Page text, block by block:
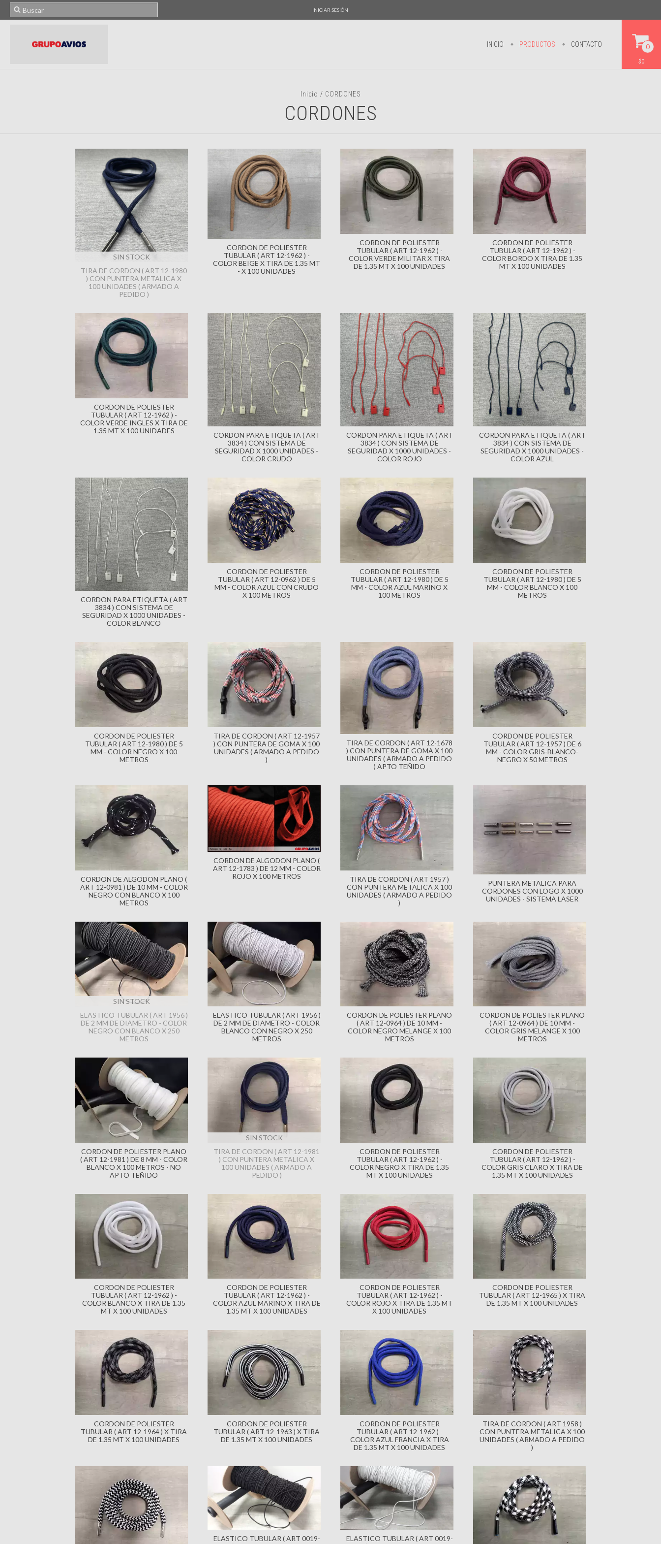
INICIAR SESIÓN
INICIO PRODUCTOS CONTACTO 0
$0
Inicio / CORDONES
CORDONES
SIN STOCK
TIRA DE CORDON ( ART 12-1980
) CON PUNTERA METALICA X
100 UNIDADES ( ARMADO A
PEDIDO )
CORDON DE POLIESTER
TUBULAR ( ART 12-1962 ) -
COLOR BEIGE X TIRA DE 1.35 MT
- X 100 UNIDADES
CORDON DE POLIESTER
TUBULAR ( ART 12-1962 ) -
COLOR VERDE MILITAR X TIRA
DE 1.35 MT X 100 UNIDADES
CORDON DE POLIESTER
TUBULAR ( ART 12-1962 ) -
COLOR BORDO X TIRA DE 1.35
MT X 100 UNIDADES
CORDON DE POLIESTER
TUBULAR ( ART 12-1962 ) -
COLOR VERDE INGLES X TIRA DE
1.35 MT X 100 UNIDADES
CORDON PARA ETIQUETA ( ART
3834 ) CON SISTEMA DE
SEGURIDAD X 1000 UNIDADES -
COLOR CRUDO
CORDON PARA ETIQUETA ( ART
3834 ) CON SISTEMA DE
SEGURIDAD X 1000 UNIDADES -
COLOR ROJO
CORDON PARA ETIQUETA ( ART
3834 ) CON SISTEMA DE
SEGURIDAD X 1000 UNIDADES -
COLOR AZUL
CORDON PARA ETIQUETA ( ART
3834 ) CON SISTEMA DE
SEGURIDAD X 1000 UNIDADES -
COLOR BLANCO
CORDON DE POLIESTER
TUBULAR ( ART 12-0962 ) DE 5
MM - COLOR AZUL CON CRUDO
X 100 METROS
CORDON DE POLIESTER
TUBULAR ( ART 12-1980 ) DE 5
MM - COLOR AZUL MARINO X
100 METROS
CORDON DE POLIESTER
TUBULAR ( ART 12-1980 ) DE 5
MM - COLOR BLANCO X 100
METROS
CORDON DE POLIESTER
TUBULAR ( ART 12-1980 ) DE 5
MM - COLOR NEGRO X 100
METROS
TIRA DE CORDON ( ART 12-1957
) CON PUNTERA DE GOMA X 100
UNIDADES ( ARMADO A PEDIDO
)
TIRA DE CORDON ( ART 12-1678
) CON PUNTERA DE GOMA X 100
UNIDADES ( ARMADO A PEDIDO
) APTO TEÑIDO
CORDON DE POLIESTER
TUBULAR ( ART 12-1957 ) DE 6
MM - COLOR GRIS-BLANCO-
NEGRO X 50 METROS
CORDON DE ALGODON PLANO (
ART 12-0981 ) DE 10 MM - COLOR
NEGRO CON BLANCO X 100
METROS
CORDON DE ALGODON PLANO (
ART 12-1783 ) DE 12 MM - COLOR
ROJO X 100 METROS
TIRA DE CORDON ( ART 1957 )
CON PUNTERA METALICA X 100
UNIDADES ( ARMADO A PEDIDO
)
PUNTERA METALICA PARA
CORDONES CON LOGO X 1000
UNIDADES - SISTEMA LASER
SIN STOCK
ELASTICO TUBULAR ( ART 1956 )
DE 2 MM DE DIAMETRO - COLOR
NEGRO CON BLANCO X 250
METROS
ELASTICO TUBULAR ( ART 1956 )
DE 2 MM DE DIAMETRO - COLOR
BLANCO CON NEGRO X 250
METROS
CORDON DE POLIESTER PLANO
( ART 12-0964 ) DE 10 MM -
COLOR NEGRO MELANGE X 100
METROS
CORDON DE POLIESTER PLANO
( ART 12-0964 ) DE 10 MM -
COLOR GRIS MELANGE X 100
METROS
CORDON DE POLIESTER PLANO
( ART 12-1981 ) DE 8 MM - COLOR
BLANCO X 100 METROS - NO
APTO TEÑIDO
SIN STOCK
TIRA DE CORDON ( ART 12-1981
) CON PUNTERA METALICA X
100 UNIDADES ( ARMADO A
PEDIDO )
CORDON DE POLIESTER
TUBULAR ( ART 12-1962 ) -
COLOR NEGRO X TIRA DE 1.35
MT X 100 UNIDADES
CORDON DE POLIESTER
TUBULAR ( ART 12-1962 ) -
COLOR GRIS CLARO X TIRA DE
1.35 MT X 100 UNIDADES
CORDON DE POLIESTER
TUBULAR ( ART 12-1962 ) -
COLOR BLANCO X TIRA DE 1.35
MT X 100 UNIDADES
CORDON DE POLIESTER
TUBULAR ( ART 12-1962 ) -
COLOR AZUL MARINO X TIRA DE
1.35 MT X 100 UNIDADES
CORDON DE POLIESTER
TUBULAR ( ART 12-1962 ) -
COLOR ROJO X TIRA DE 1.35 MT
X 100 UNIDADES
CORDON DE POLIESTER
TUBULAR ( ART 12-1965 ) X TIRA
DE 1.35 MT X 100 UNIDADES
CORDON DE POLIESTER
TUBULAR ( ART 12-1964 ) X TIRA
DE 1.35 MT X 100 UNIDADES
CORDON DE POLIESTER
TUBULAR ( ART 12-1963 ) X TIRA
DE 1.35 MT X 100 UNIDADES
CORDON DE POLIESTER
TUBULAR ( ART 12-1962 ) -
COLOR AZUL FRANCIA X TIRA
DE 1.35 MT X 100 UNIDADES
TIRA DE CORDON ( ART 1958 )
CON PUNTERA METALICA X 100
UNIDADES ( ARMADO A PEDIDO
)
ELASTICO TUBULAR ( ART 0019-
ELASTICO TUBULAR ( ART 0019-